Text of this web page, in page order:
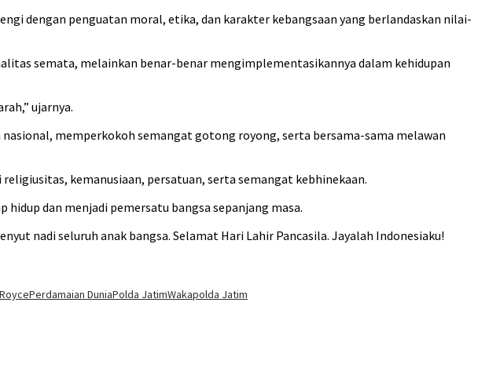
dengan penguatan moral, etika, dan karakter kebangsaan yang berlandaskan nilai-
semata, melainkan benar-benar mengimplementasikannya dalam kehidupan
ujarnya.
memperkokoh semangat gotong royong, serta bersama-sama melawan
kemanusiaan, persatuan, serta semangat kebhinekaan.
dan menjadi pemersatu bangsa sepanjang masa.
nadi seluruh anak bangsa. Selamat Hari Lahir Pancasila. Jayalah Indonesiaku!
Perdamaian DuniaPolda JatimWakapolda Jatim